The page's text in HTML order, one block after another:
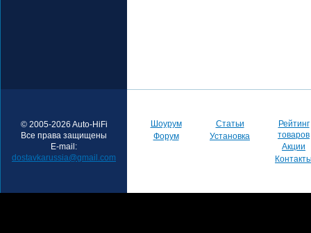
© 2005-2026 Auto-HiFi
Все права защищены
E-mail:
dostavkarussia@gmail.com
Шоурум
Форум
Статьи
Установка
Рейтинг
товаров
Акции